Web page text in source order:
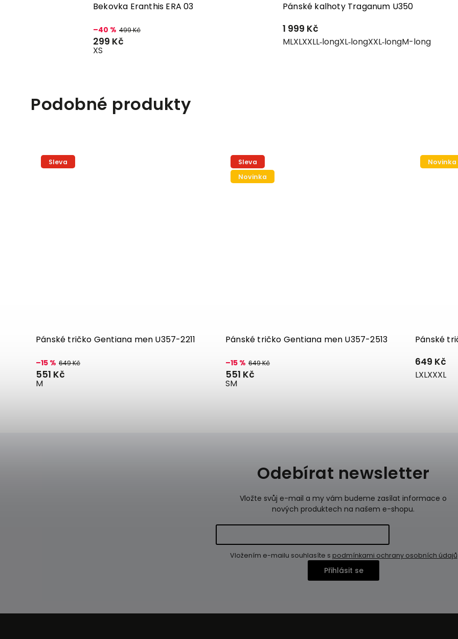
Bekovka Eranthis ERA 03
–40 % 499 Kč
299 Kč
XS
Pánské kalhoty Traganum U350
1 999 Kč
MLXLXXLL‑longXL‑longXXL‑longM-long
Podobné produkty
Sleva
Pánské tričko Gentiana men U357-2211
–15 % 649 Kč
551 Kč
M
Sleva
Novinka
Pánské tričko Gentiana men U357-2513
–15 % 649 Kč
551 Kč
SM
Novinka
Pánské
649 Kč
LXLXXXL
Odebírat newsletter
Vložte svůj e-mail a my vám budeme zasílat informace o
nových produktech na našem e-shopu.
Vložením e-mailu souhlasíte s podmínkami ochrany osobních údajů
Přihlásit se